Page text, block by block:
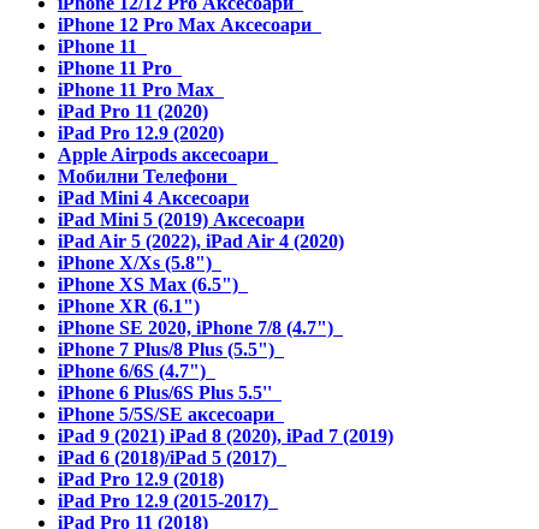
iPhone 12 Pro Max Аксесоари
iPhone 11
iPhone 11 Pro
iPhone 11 Pro Max
iPad Pro 11 (2020)
iPad Pro 12.9 (2020)
Apple Airpods аксесоари
Мобилни Телефони
iPad Mini 4 Аксесоари
iPad Mini 5 (2019) Аксесоари
iPad Air 5 (2022), iPad Air 4 (2020)
iPhone X/Xs (5.8")
iPhone XS Max (6.5")
iPhone XR (6.1")
iPhone SE 2020, iPhone 7/8 (4.7")
iPhone 7 Plus/8 Plus (5.5")
iPhone 6/6S (4.7")
iPhone 6 Plus/6S Plus 5.5''
iPhone 5/5S/SE аксесоари
iPad 9 (2021) iPad 8 (2020), iPad 7 (2019)
iPad 6 (2018)/iPad 5 (2017)
iPad Pro 12.9 (2018)
iPad Pro 12.9 (2015-2017)
iPad Pro 11 (2018)